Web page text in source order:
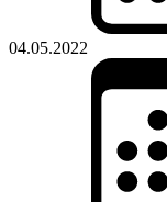
04.05.2022